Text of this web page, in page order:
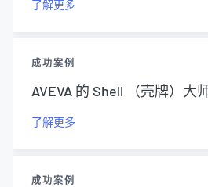
了解更多
成功案例
AVEVA 的 Shell （壳牌）大
了解更多
成功案例